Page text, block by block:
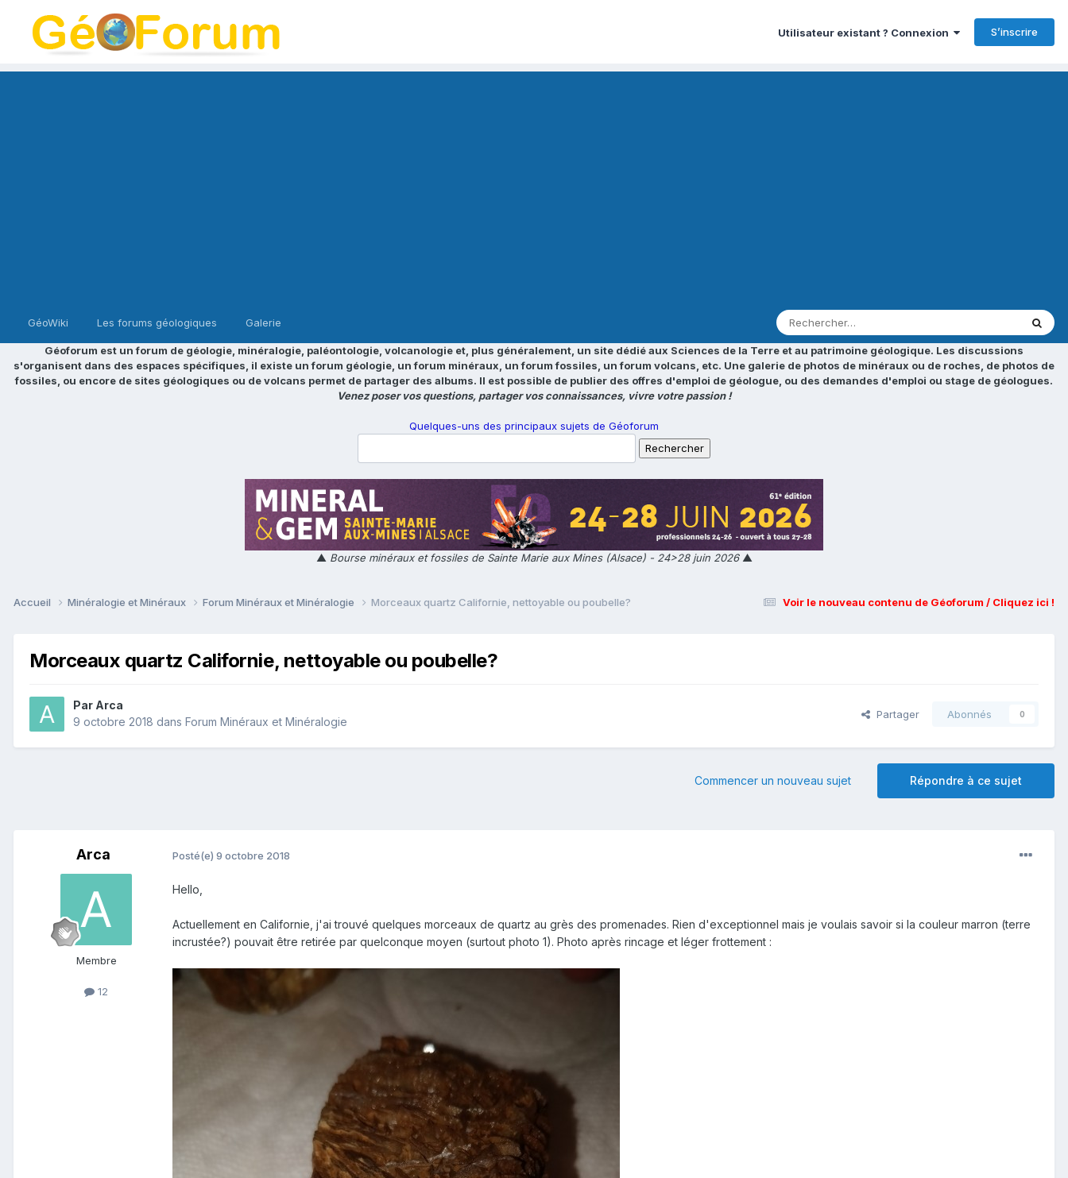
Utilisateur existant ? Connexion S’inscrire
GéoWiki Les forums géologiques Galerie
Géoforum est un forum de géologie, minéralogie, paléontologie, volcanologie et, plus généralement, un site dédié aux Sciences de la Terre et au patrimoine géologique. Les discussions
s'organisent dans des espaces spécifiques, il existe un forum géologie, un forum minéraux, un forum fossiles, un forum volcans, etc. Une galerie de photos de minéraux ou de roches, de photos de
fossiles, ou encore de sites géologiques ou de volcans permet de partager des albums. Il est possible de publier des offres d'emploi de géologue, ou des demandes d'emploi ou stage de géologues.
Venez poser vos questions, partager vos connaissances, vivre votre passion !
Quelques-uns des principaux sujets de Géoforum
▲ Bourse minéraux et fossiles de Sainte Marie aux Mines (Alsace) - 24>28 juin 2026▲
Voir le nouveau contenu de Géoforum / Cliquez ici !
Accueil Minéralogie et Minéraux Forum Minéraux et Minéralogie Morceaux quartz Californie, nettoyable ou poubelle?
Morceaux quartz Californie, nettoyable ou poubelle?
Par Arca
9 octobre 2018 dans Forum Minéraux et Minéralogie
Partager Abonnés 0
Répondre à ce sujet
Commencer un nouveau sujet
Arca
Membre
12
Posté(e) 9 octobre 2018
Hello,
Actuellement en Californie, j'ai trouvé quelques morceaux de quartz au grès des promenades. Rien d'exceptionnel mais je voulais savoir si la couleur marron (terre
incrustée?) pouvait être retirée par quelconque moyen (surtout photo 1). Photo après rincage et léger frottement :